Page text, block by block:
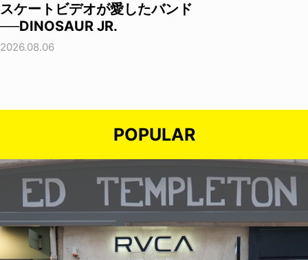
スケートビデオが愛したバンド
──DINOSAUR JR.
2026.08.06
POPULAR